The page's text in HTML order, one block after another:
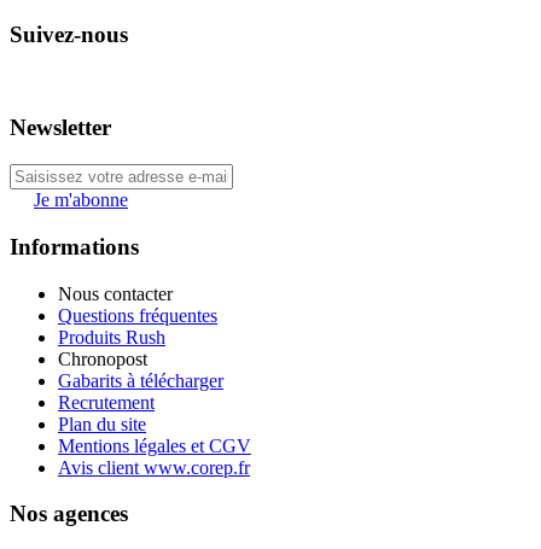
Suivez-nous
Newsletter
Je m'abonne
Informations
Nous contacter
Questions fréquentes
Produits Rush
Chronopost
Gabarits à télécharger
Recrutement
Plan du site
Mentions légales et CGV
Avis client www.corep.fr
Nos agences